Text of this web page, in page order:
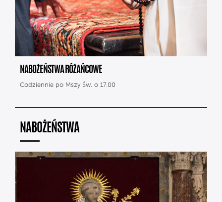
NABOŻEŃSTWA RÓŻAŃCOWE
Codziennie po Mszy Św. o 17.00
NABOŻEŃSTWA